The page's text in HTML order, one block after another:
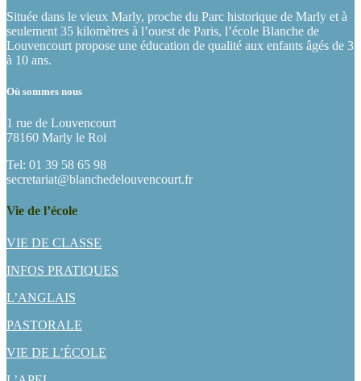
Située dans le vieux Marly, proche du Parc historique de Marly et à
seulement 35 kilomètres à l’ouest de Paris, l’école Blanche de
Louvencourt propose une éducation de qualité aux enfants âgés de 3
à 10 ans.
Où sommes nous
1 rue de Louvencourt
78160 Marly le Roi
Tel: 01 39 58 65 98
secretariat@blanchedelouvencourt.fr
Vie de l’école
VIE DE CLASSE
INFOS PRATIQUES
L’ANGLAIS
PASTORALE
VIE DE L’ÉCOLE